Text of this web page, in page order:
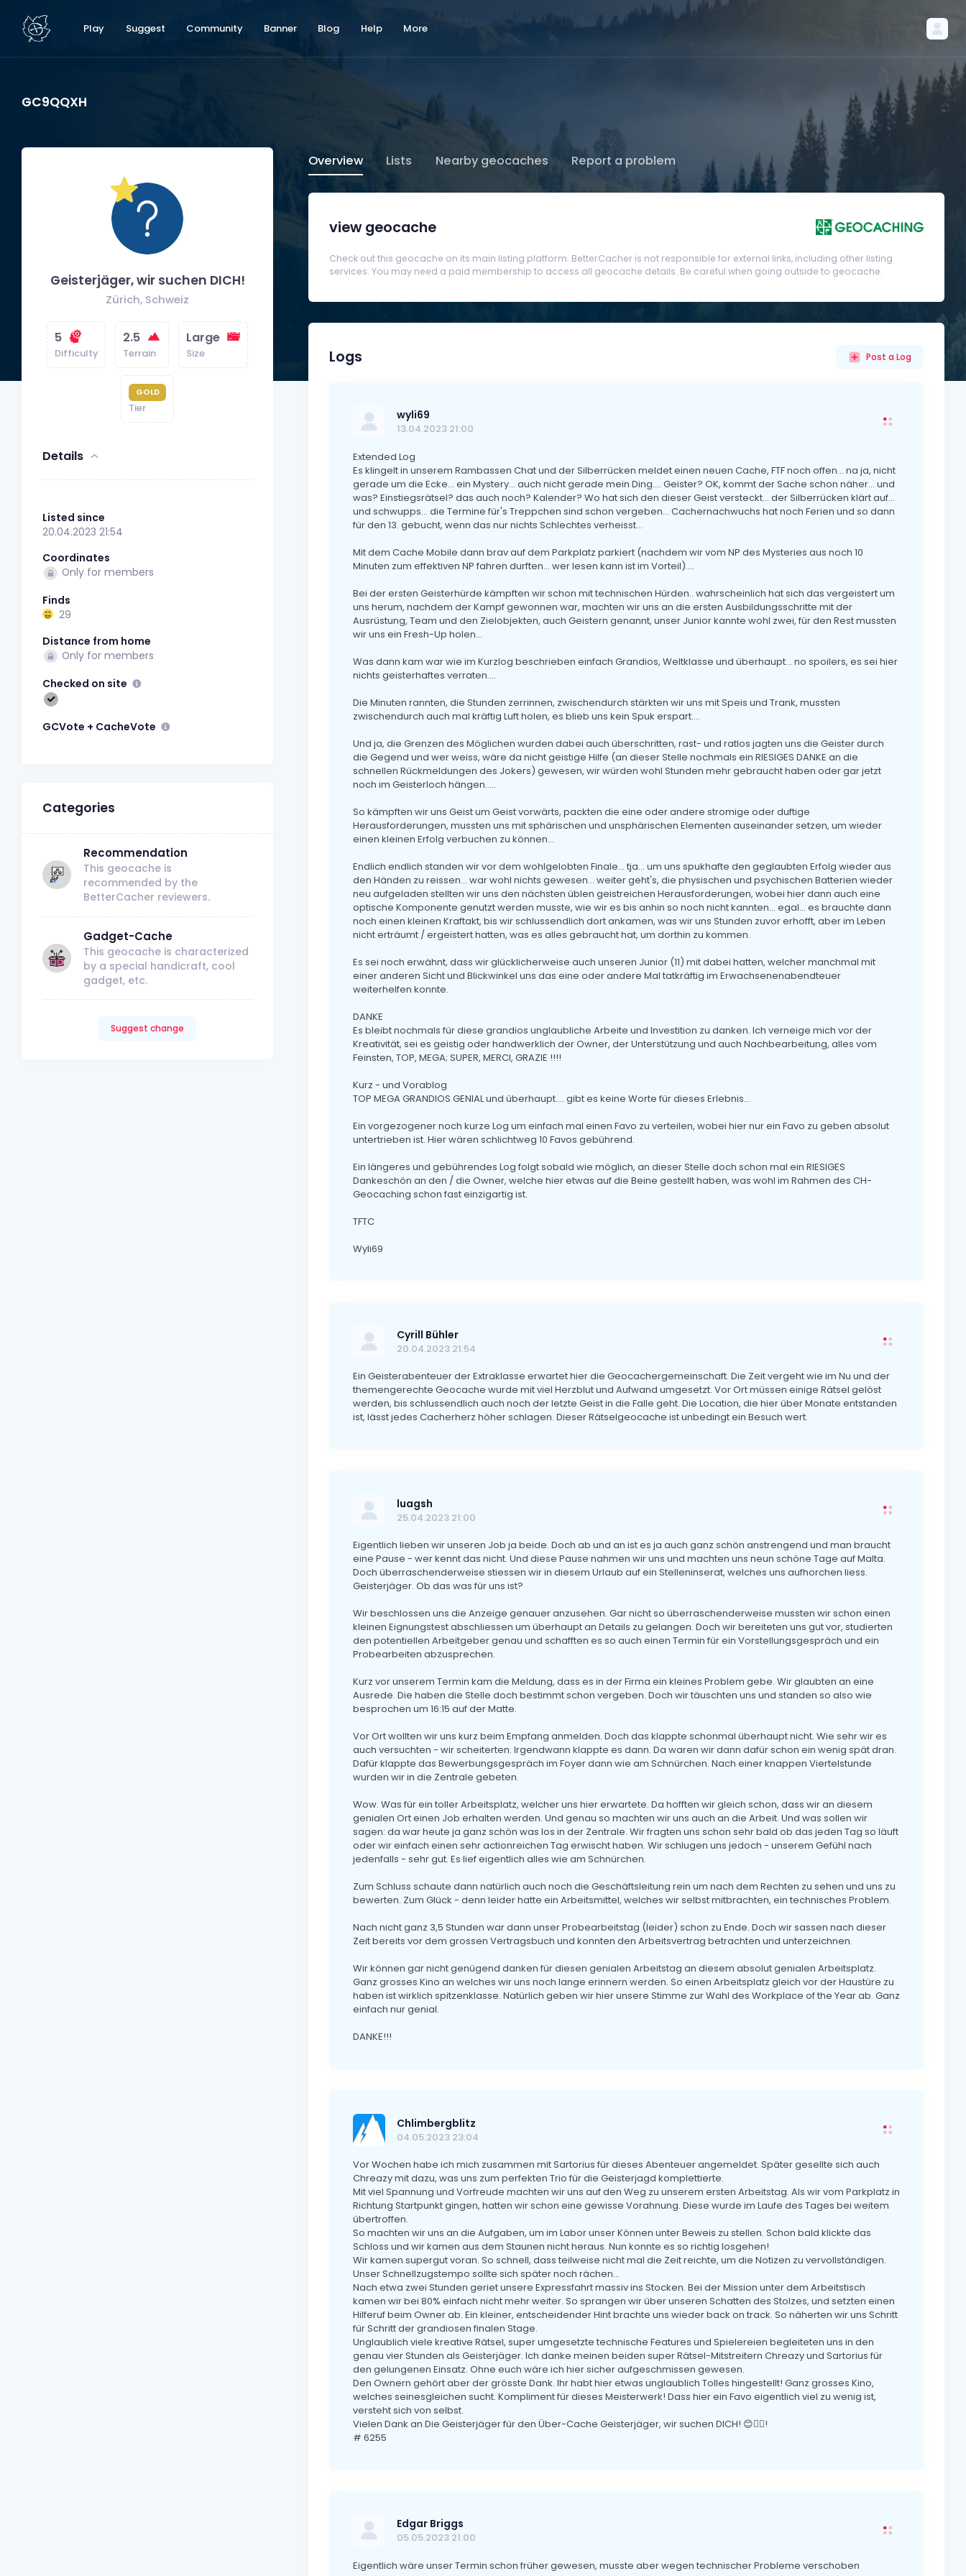
Play Suggest Community Banner Blog Help More
GC9QQXH
Geisterjäger, wir suchen DICH!
Zürich, Schweiz
5
Difficulty
2.5
Terrain
Large
Size
GOLD
Tier
Details
Listed since
20.04.2023 21:54
Coordinates
Only for members
Finds
29
Distance from home
Only for members
Checked on site
GCVote + CacheVote
Categories
Recommendation
This geocache is
recommended by the
BetterCacher reviewers.
Gadget-Cache
This geocache is characterized
by a special handicraft, cool
gadget, etc.
Suggest change
Overview Lists Nearby geocaches Report a problem
view geocache
Check out this geocache on its main listing platform. BetterCacher is not responsible for external links, including other listing
services. You may need a paid membership to access all geocache details. Be careful when going outside to geocache.
Logs Post a Log
wyli69
13.04.2023 21:00
Extended Log
Es klingelt in unserem Rambassen Chat und der Silberrücken meldet einen neuen Cache, FTF noch offen... na ja, nicht
gerade um die Ecke... ein Mystery... auch nicht gerade mein Ding.... Geister? OK, kommt der Sache schon näher... und
was? Einstiegsrätsel? das auch noch? Kalender? Wo hat sich den dieser Geist versteckt... der Silberrücken klärt auf...
und schwupps... die Termine für's Treppchen sind schon vergeben... Cachernachwuchs hat noch Ferien und so dann
für den 13. gebucht, wenn das nur nichts Schlechtes verheisst...
Mit dem Cache Mobile dann brav auf dem Parkplatz parkiert (nachdem wir vom NP des Mysteries aus noch 10
Minuten zum effektiven NP fahren durften... wer lesen kann ist im Vorteil)....
Bei der ersten Geisterhürde kämpften wir schon mit technischen Hürden.. wahrscheinlich hat sich das vergeistert um
uns herum, nachdem der Kampf gewonnen war, machten wir uns an die ersten Ausbildungsschritte mit der
Ausrüstung, Team und den Zielobjekten, auch Geistern genannt, unser Junior kannte wohl zwei, für den Rest mussten
wir uns ein Fresh-Up holen...
Was dann kam war wie im Kurzlog beschrieben einfach Grandios, Weltklasse und überhaupt... no spoilers, es sei hier
nichts geisterhaftes verraten....
Die Minuten rannten, die Stunden zerrinnen, zwischendurch stärkten wir uns mit Speis und Trank, mussten
zwischendurch auch mal kräftig Luft holen, es blieb uns kein Spuk erspart....
Und ja, die Grenzen des Möglichen wurden dabei auch überschritten, rast- und ratlos jagten uns die Geister durch
die Gegend und wer weiss, wäre da nicht geistige Hilfe (an dieser Stelle nochmals ein RIESIGES DANKE an die
schnellen Rückmeldungen des Jokers) gewesen, wir würden wohl Stunden mehr gebraucht haben oder gar jetzt
noch im Geisterloch hängen.....
So kämpften wir uns Geist um Geist vorwärts, packten die eine oder andere stromige oder duftige
Herausforderungen, mussten uns mit sphärischen und unsphärischen Elementen auseinander setzen, um wieder
einen kleinen Erfolg verbuchen zu können...
Endlich endlich standen wir vor dem wohlgelobten Finale... tja... um uns spukhafte den geglaubten Erfolg wieder aus
den Händen zu reissen... war wohl nichts gewesen... weiter geht's, die physischen und psychischen Batterien wieder
neu aufgeladen stellten wir uns den nächsten üblen geistreichen Herausforderungen, wobei hier dann auch eine
optische Komponente genutzt werden musste, wie wir es bis anhin so noch nicht kannten... egal... es brauchte dann
noch einen kleinen Kraftakt, bis wir schlussendlich dort ankamen, was wir uns Stunden zuvor erhofft, aber im Leben
nicht erträumt / ergeistert hatten, was es alles gebraucht hat, um dorthin zu kommen.
Es sei noch erwähnt, dass wir glücklicherweise auch unseren Junior (11) mit dabei hatten, welcher manchmal mit
einer anderen Sicht und Blickwinkel uns das eine oder andere Mal tatkräftig im Erwachsenenabendteuer
weiterhelfen konnte.
DANKE
Es bleibt nochmals für diese grandios unglaubliche Arbeite und Investition zu danken. Ich verneige mich vor der
Kreativität, sei es geistig oder handwerklich der Owner, der Unterstützung und auch Nachbearbeitung, alles vom
Feinsten, TOP, MEGA; SUPER, MERCI, GRAZIE !!!!
Kurz - und Vorablog
TOP MEGA GRANDIOS GENIAL und überhaupt.... gibt es keine Worte für dieses Erlebnis...
Ein vorgezogener noch kurze Log um einfach mal einen Favo zu verteilen, wobei hier nur ein Favo zu geben absolut
untertrieben ist. Hier wären schlichtweg 10 Favos gebührend.
Ein längeres und gebührendes Log folgt sobald wie möglich, an dieser Stelle doch schon mal ein RIESIGES
Dankeschön an den / die Owner, welche hier etwas auf die Beine gestellt haben, was wohl im Rahmen des CH-
Geocaching schon fast einzigartig ist.
TFTC
Wyli69
Cyrill Bühler
20.04.2023 21:54
Ein Geisterabenteuer der Extraklasse erwartet hier die Geocachergemeinschaft. Die Zeit vergeht wie im Nu und der
themengerechte Geocache wurde mit viel Herzblut und Aufwand umgesetzt. Vor Ort müssen einige Rätsel gelöst
werden, bis schlussendlich auch noch der letzte Geist in die Falle geht. Die Location, die hier über Monate entstanden
ist, lässt jedes Cacherherz höher schlagen. Dieser Rätselgeocache ist unbedingt ein Besuch wert.
luagsh
25.04.2023 21:00
Eigentlich lieben wir unseren Job ja beide. Doch ab und an ist es ja auch ganz schön anstrengend und man braucht
eine Pause - wer kennt das nicht. Und diese Pause nahmen wir uns und machten uns neun schöne Tage auf Malta.
Doch überraschenderweise stiessen wir in diesem Urlaub auf ein Stelleninserat, welches uns aufhorchen liess.
Geisterjäger. Ob das was für uns ist?
Wir beschlossen uns die Anzeige genauer anzusehen. Gar nicht so überraschenderweise mussten wir schon einen
kleinen Eignungstest abschliessen um überhaupt an Details zu gelangen. Doch wir bereiteten uns gut vor, studierten
den potentiellen Arbeitgeber genau und schafften es so auch einen Termin für ein Vorstellungsgespräch und ein
Probearbeiten abzusprechen.
Kurz vor unserem Termin kam die Meldung, dass es in der Firma ein kleines Problem gebe. Wir glaubten an eine
Ausrede. Die haben die Stelle doch bestimmt schon vergeben. Doch wir täuschten uns und standen so also wie
besprochen um 16:15 auf der Matte.
Vor Ort wollten wir uns kurz beim Empfang anmelden. Doch das klappte schonmal überhaupt nicht. Wie sehr wir es
auch versuchten - wir scheiterten. Irgendwann klappte es dann. Da waren wir dann dafür schon ein wenig spät dran.
Dafür klappte das Bewerbungsgespräch im Foyer dann wie am Schnürchen. Nach einer knappen Viertelstunde
wurden wir in die Zentrale gebeten.
Wow. Was für ein toller Arbeitsplatz, welcher uns hier erwartete. Da hofften wir gleich schon, dass wir an diesem
genialen Ort einen Job erhalten werden. Und genau so machten wir uns auch an die Arbeit. Und was sollen wir
sagen: da war heute ja ganz schön was los in der Zentrale. Wir fragten uns schon sehr bald ob das jeden Tag so läuft
oder wir einfach einen sehr actionreichen Tag erwischt haben. Wir schlugen uns jedoch - unserem Gefühl nach
jedenfalls - sehr gut. Es lief eigentlich alles wie am Schnürchen.
Zum Schluss schaute dann natürlich auch noch die Geschäftsleitung rein um nach dem Rechten zu sehen und uns zu
bewerten. Zum Glück - denn leider hatte ein Arbeitsmittel, welches wir selbst mitbrachten, ein technisches Problem.
Nach nicht ganz 3,5 Stunden war dann unser Probearbeitstag (leider) schon zu Ende. Doch wir sassen nach dieser
Zeit bereits vor dem grossen Vertragsbuch und konnten den Arbeitsvertrag betrachten und unterzeichnen.
Wir können gar nicht genügend danken für diesen genialen Arbeitstag an diesem absolut genialen Arbeitsplatz.
Ganz grosses Kino an welches wir uns noch lange erinnern werden. So einen Arbeitsplatz gleich vor der Haustüre zu
haben ist wirklich spitzenklasse. Natürlich geben wir hier unsere Stimme zur Wahl des Workplace of the Year ab. Ganz
einfach nur genial.
DANKE!!!
Chlimbergblitz
04.05.2023 23:04
Vor Wochen habe ich mich zusammen mit Sartorius für dieses Abenteuer angemeldet. Später gesellte sich auch
Chreazy mit dazu, was uns zum perfekten Trio für die Geisterjagd komplettierte.
Mit viel Spannung und Vorfreude machten wir uns auf den Weg zu unserem ersten Arbeitstag. Als wir vom Parkplatz in
Richtung Startpunkt gingen, hatten wir schon eine gewisse Vorahnung. Diese wurde im Laufe des Tages bei weitem
übertroffen.
So machten wir uns an die Aufgaben, um im Labor unser Können unter Beweis zu stellen. Schon bald klickte das
Schloss und wir kamen aus dem Staunen nicht heraus. Nun konnte es so richtig losgehen!
Wir kamen supergut voran. So schnell, dass teilweise nicht mal die Zeit reichte, um die Notizen zu vervollständigen.
Unser Schnellzugstempo sollte sich später noch rächen…
Nach etwa zwei Stunden geriet unsere Expressfahrt massiv ins Stocken. Bei der Mission unter dem Arbeitstisch
kamen wir bei 80% einfach nicht mehr weiter. So sprangen wir über unseren Schatten des Stolzes, und setzten einen
Hilferuf beim Owner ab. Ein kleiner, entscheidender Hint brachte uns wieder back on track. So näherten wir uns Schritt
für Schritt der grandiosen finalen Stage.
Unglaublich viele kreative Rätsel, super umgesetzte technische Features und Spielereien begleiteten uns in den
genau vier Stunden als Geisterjäger. Ich danke meinen beiden super Rätsel-Mitstreitern Chreazy und Sartorius für
den gelungenen Einsatz. Ohne euch wäre ich hier sicher aufgeschmissen gewesen.
Den Ownern gehört aber der grösste Dank. Ihr habt hier etwas unglaublich Tolles hingestellt! Ganz grosses Kino,
welches seinesgleichen sucht. Kompliment für dieses Meisterwerk! Dass hier ein Favo eigentlich viel zu wenig ist,
versteht sich von selbst.
Vielen Dank an Die Geisterjäger für den Über-Cache Geisterjäger, wir suchen DICH! 😊👍🏻!
# 6255
Edgar Briggs
05.05.2023 21:00
Eigentlich wäre unser Termin schon früher gewesen, musste aber wegen technischer Probleme verschoben